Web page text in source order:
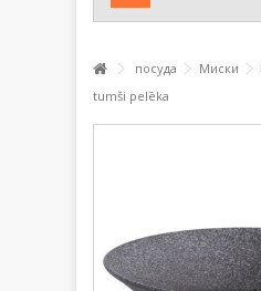
посуда Миски
tumši pelēka